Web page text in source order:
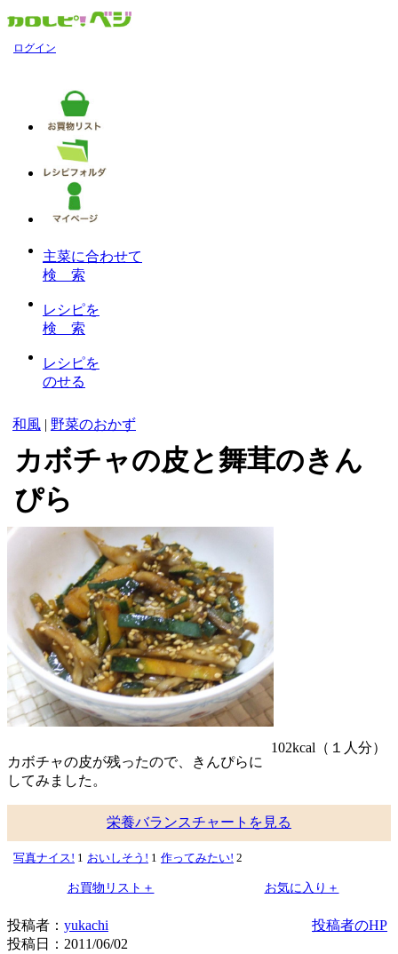
ログイン
主菜に合わせて
検 索
レシピを
検 索
レシピを
のせる
和風 | 野菜のおかず
カボチャの皮と舞茸のきん
ぴら
102kcal （１人分）
カボチャの皮が残ったので、きんぴらに
してみました。
栄養バランスチャートを見る
写真ナイス! 1 おいしそう! 1 作ってみたい! 2
お買物リスト＋ お気に入り＋
投稿者のHP
投稿者： yukachi
投稿日： 2011/06/02